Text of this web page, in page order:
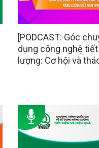
[PODCAST: Góc
dụng công nghệ
lượng: Cơ hội và